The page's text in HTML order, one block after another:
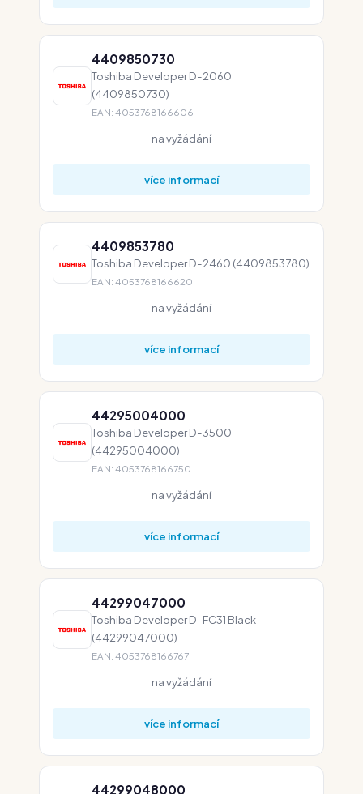
4409850730
Toshiba Developer D-2060
(4409850730)
EAN: 4053768166606
na vyžádání
více informací
4409853780
Toshiba Developer D-2460 (4409853780)
EAN: 4053768166620
na vyžádání
více informací
44295004000
Toshiba Developer D-3500
(44295004000)
EAN: 4053768166750
na vyžádání
více informací
44299047000
Toshiba Developer D-FC31 Black
(44299047000)
EAN: 4053768166767
na vyžádání
více informací
44299048000